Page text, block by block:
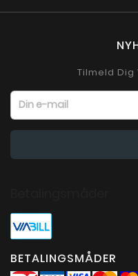
Tilmeld Dig
BETALINGSMÅDER